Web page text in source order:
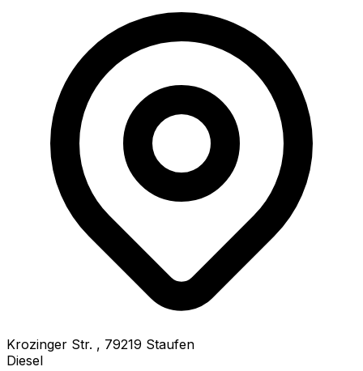
Krozinger Str. , 79219 Staufen
Diesel